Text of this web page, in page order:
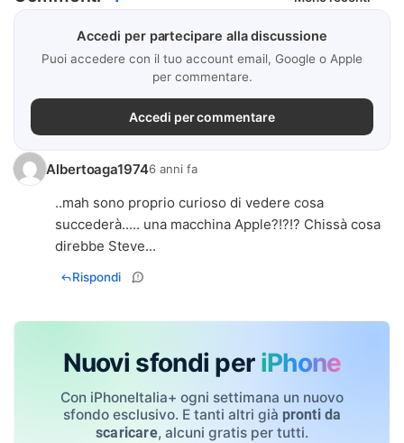
Accedi per partecipare alla discussione
Puoi accedere con il tuo account email, Google o Apple
per commentare.
Accedi per commentare
Albertoaga19746 anni fa
..mah sono proprio curioso di vedere cosa
succederà..... una macchina Apple?!?!? Chissà cosa
direbbe Steve...
Rispondi
Nuovi sfondi per iPhone
Con iPhoneItalia+ ogni settimana un nuovo
sfondo esclusivo. E tanti altri già pronti da
scaricare, alcuni gratis per tutti.